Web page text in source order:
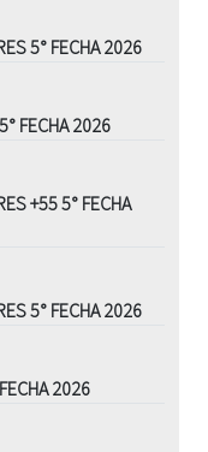
5° FECHA 2026
FECHA 2026
+55 5° FECHA
5° FECHA 2026
2026